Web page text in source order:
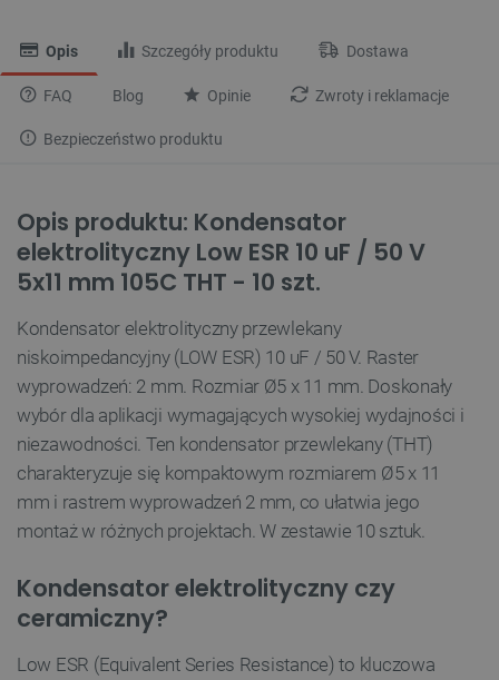
Opis Szczegóły produktu Dostawa
FAQ Blog Opinie Zwroty i reklamacje
Bezpieczeństwo produktu
Opis produktu: Kondensator
elektrolityczny Low ESR 10 uF / 50 V
5x11 mm 105C THT - 10 szt.
Kondensator elektrolityczny przewlekany
niskoimpedancyjny (LOW ESR) 10 uF / 50 V. Raster
wyprowadzeń: 2 mm. Rozmiar Ø5 x 11 mm. Doskonały
wybór dla aplikacji wymagających wysokiej wydajności i
niezawodności. Ten kondensator przewlekany (THT)
charakteryzuje się kompaktowym rozmiarem Ø5 x 11
mm i rastrem wyprowadzeń 2 mm, co ułatwia jego
montaż w różnych projektach. W zestawie 10 sztuk.
Kondensator elektrolityczny czy
ceramiczny?
Low ESR (Equivalent Series Resistance) to kluczowa